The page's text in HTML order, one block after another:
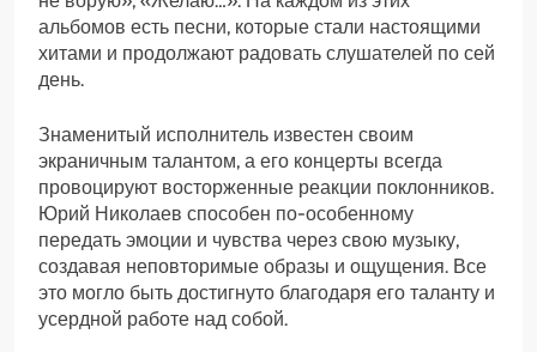
альбомов есть песни, которые стали настоящими
хитами и продолжают радовать слушателей по сей
день.
Знаменитый исполнитель известен своим
экраничным талантом, а его концерты всегда
провоцируют восторженные реакции поклонников.
Юрий Николаев способен по-особенному
передать эмоции и чувства через свою музыку,
создавая неповторимые образы и ощущения. Все
это могло быть достигнуто благодаря его таланту и
усердной работе над собой.